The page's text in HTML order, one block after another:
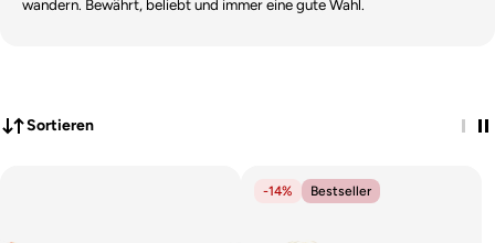
wandern. Bewährt, beliebt und immer eine gute Wahl.
Sortieren
-14% Bestseller